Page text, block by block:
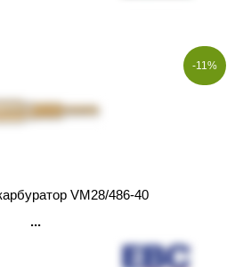
-11%
VM28/486-40